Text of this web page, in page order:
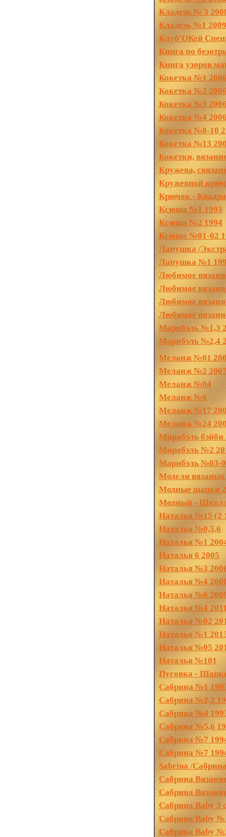
Кладезь № 3
Кладезь №1
Клуб'ОКей
Книга по
Книга узоров
Кокетка №1
Кокетка №2
Кокетка №3
Кокетка №4
Кокетка №8-10
Кокетка №13
Кокетки,
Кружева,
Кружевной
Крючок -
Ксюша №1 1993
Ксюша №2 1994
Ксюша №01-02
Лапушка /
Лапушка №1
Любимое
Любимое
Любимое
Любимое
Марибэль №1,3
Марибэль №2,4
Меланж №01
Меланж №2
Меланж №04
Меланж №6
Меланж №17
Меланж №24
Мирабэль
Мирабэль №2
Марибэль №03-
Модели
Модные шапки
Модный - Школа
Наталья №15 (2
Наталья №0,5,6
Наталья №1
Наталья 6 2005
Наталья №3
Наталья №4
Наталья №6
Наталья №4
Наталья №02
Наталья №1
Наталья №05
Наталья №101
Пуговка -
Сабрина №1
Сабрина №2,3
Сабрина №4
Сабрина №5,6
Сабрина №7
Сабрина №7
Sabrina /
Сабрина
Сабрина
Сабрина Baby 3
Сабрина Baby
Сабрина Baby